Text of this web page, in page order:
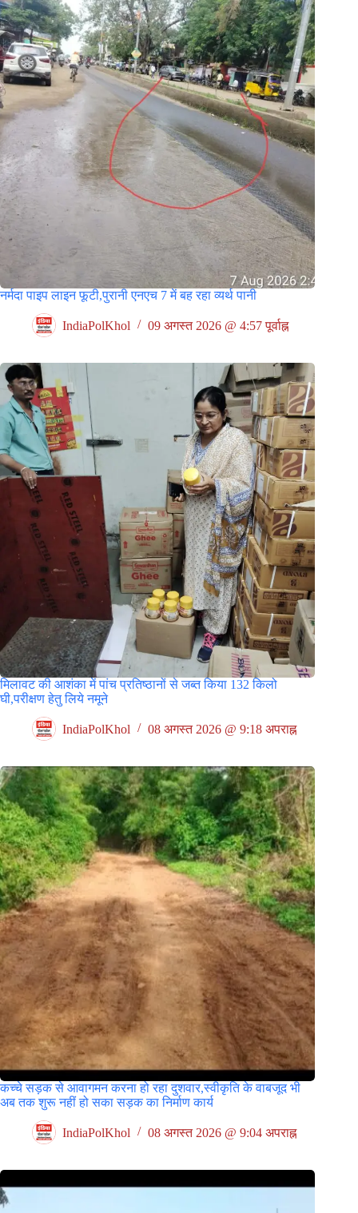
नर्मदा पाइप लाइन फूटी,पुरानी एनएच 7 में बह रहा व्यर्थ पानी
IndiaPolKhol 09 अगस्त 2026 @ 4:57 पूर्वाह्न
मिलावट की आशंका में पांच प्रतिष्ठानों से जब्त किया 132 किलो
घी,परीक्षण हेतु लिये नमूने
IndiaPolKhol 08 अगस्त 2026 @ 9:18 अपराह्न
कच्चे सड़क से आवागमन करना हो रहा दुशवार,स्वीकृति के वाबजूद भी
अब तक शुरू नहीं हो सका सड़क का निर्माण कार्य
IndiaPolKhol 08 अगस्त 2026 @ 9:04 अपराह्न